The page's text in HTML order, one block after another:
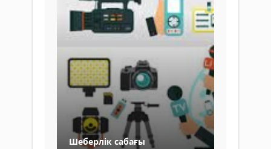
Шеберлік сабағы